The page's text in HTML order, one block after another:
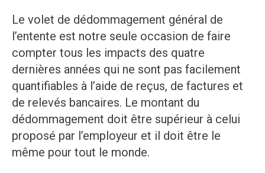
Le volet de dédommagement général de
l’entente est notre seule occasion de faire
compter tous les impacts des quatre
dernières années qui ne sont pas facilement
quantifiables à l’aide de reçus, de factures et
de relevés bancaires. Le montant du
dédommagement doit être supérieur à celui
proposé par l’employeur et il doit être le
même pour tout le monde.